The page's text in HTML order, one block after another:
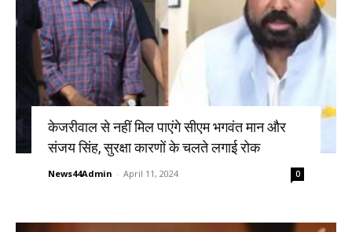
केजरीवाल से नहीं मिल पाएंगे सीएम भगवंत मान और
संजय सिंह, सुरक्षा कारणों के चलते लगाई रोक
News44Admin - April 11, 2024 0